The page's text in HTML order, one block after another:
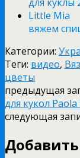
вяжем
Категории:
Теги: видео,
цветы
предыдущая
для кукол Paola
следующая